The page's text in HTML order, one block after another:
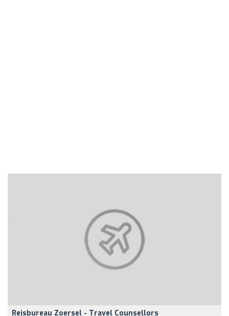
Reisbureau Zoersel - Travel Counsellors